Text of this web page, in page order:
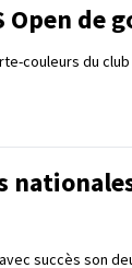
Open de
couleurs du
succès son